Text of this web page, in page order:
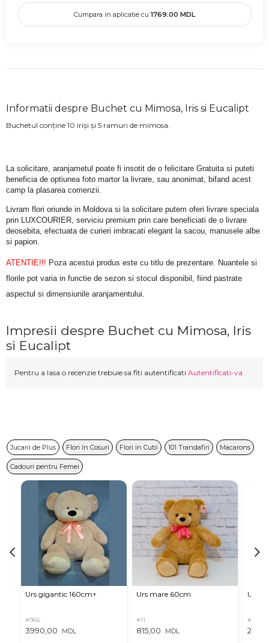
Cumpara in aplicatie cu 1769.00 MDL
Informatii despre Buchet cu Mimosa, Iris si Eucalipt
Buchetul conține 10 iriși și 5 ramuri de mimosa.
La solicitare, aranjametul poate fi insotit de o felicitare Gratuita si puteti
beneficia de optiunea foto martor la livrare, sau anonimat, bifand acest
camp la plasarea comenzii.
Livram flori oriunde in Moldova si la solicitare putem oferi livrare speciala
prin LUXCOURIER, serviciu premium prin care beneficiati de o livrare
deosebita, efectuata de curieri imbracati elegant la sacou, manusele albe
si papion.
ATENTIE!!! Poza acestui produs este cu titlu de prezentare. Nuantele si
florile pot varia in functie de sezon si stocul disponibil, fiind pastrate
aspectul si dimensiunile aranjamentului.
Impresii despre Buchet cu Mimosa, Iris
si Eucalipt
Pentru a lasa o recenzie trebuie sa fiti autentificati Autentificati-va
Jucarii de Plus Flori în Cosuri Flori in Cutii 101 Trandafiri Macarons
Cadouri pentru Femei
Urs gigantic 160cm↑
#966
3990,00 MDL
Urs mare 60cm
#11
815,00 MDL
Urs
#4939